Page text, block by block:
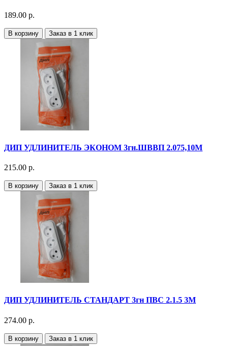
189.00 р.
В корзину Заказ в 1 клик
ДИП УДЛИНИТЕЛЬ ЭКОНОМ 3гн.ШВВП 2.075,10М
215.00 р.
В корзину Заказ в 1 клик
ДИП УДЛИНИТЕЛЬ СТАНДАРТ 3гн ПВС 2.1.5 3М
274.00 р.
В корзину Заказ в 1 клик